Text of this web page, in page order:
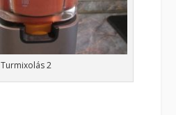
Turmixolás 2